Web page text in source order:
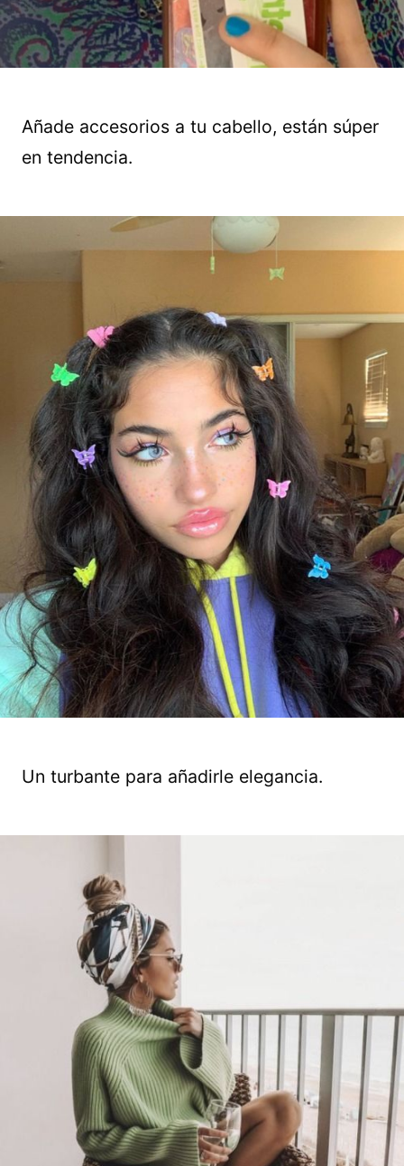
Añade accesorios a tu cabello, están súper
en tendencia.
Un turbante para añadirle elegancia.